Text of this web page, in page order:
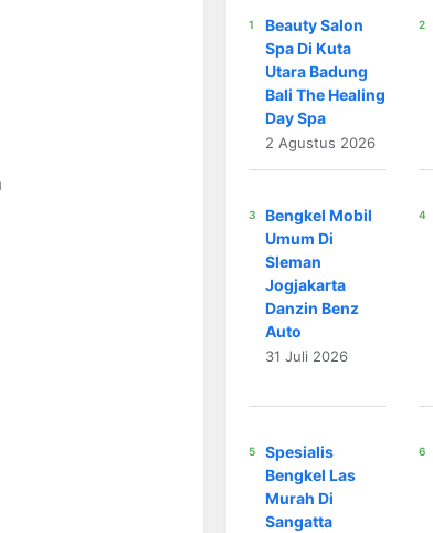
Beauty Salon
Spa Di Kuta
Utara Badung
Bali The Healing
Day Spa
2 Agustus 2026
Bengkel Mobil
Umum Di
Sleman
Jogjakarta
Danzin Benz
Auto
31 Juli 2026
Spesialis
Bengkel Las
Murah Di
Sangatta